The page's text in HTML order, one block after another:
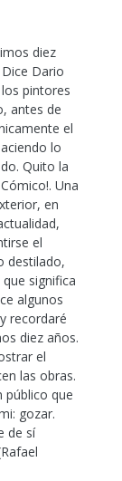
diez
Dario
pintores
antes de
el
lo
Quito la
Una
en
el
destilado,
significa
algunos
recordaré
diez años.
el
las obras.
público que
gozar.
de sí